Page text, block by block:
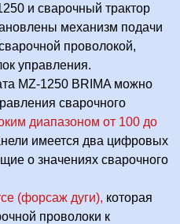
и сварочный трактор
механизм подачи
проволокой,
управления.
MZ-1250 BRIMA можно
сварочного
диапазоном от 100 до
имеется два цифровых
о значениях сварочного
(форсаж дуги), которая
проволоки к